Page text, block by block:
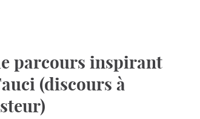
parcours inspirant
(discours à